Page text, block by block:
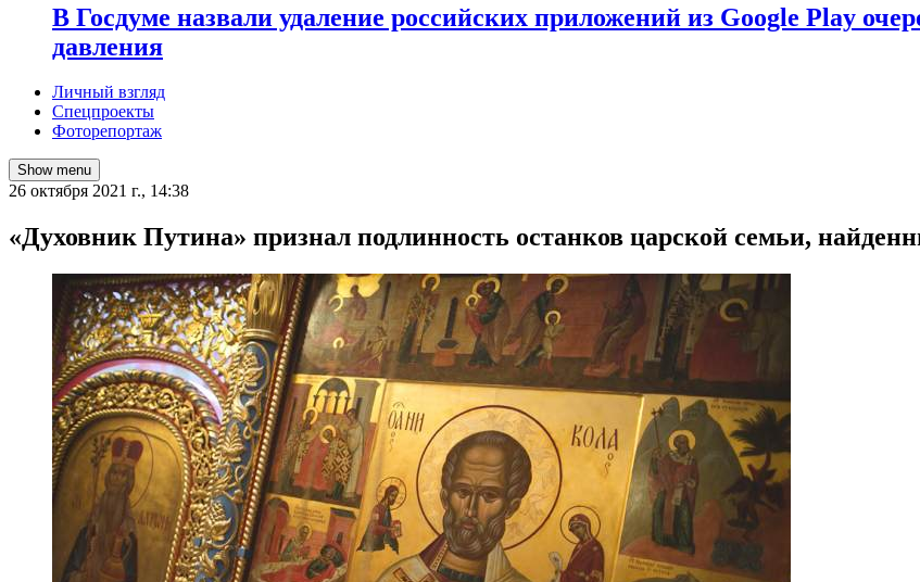
В Госдуме назвали удаление российских приложений из Google Play
давления
Личный взгляд
Спецпроекты
Фоторепортаж
Show menu
26 октября 2021 г., 14:38
​«Духовник Путина» признал подлинность останков царской семьи,